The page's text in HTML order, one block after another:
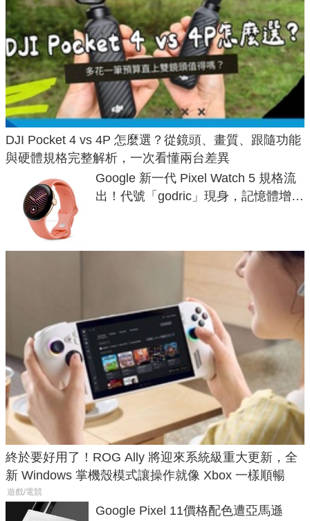
DJI Pocket 4 vs 4P 怎麼選？從鏡頭、畫質、跟隨功能
與硬體規格完整解析，一次看懂兩台差異
Google 新一代 Pixel Watch 5 規格流
出！代號「godric」現身，記憶體增強
終於要好用了！ROG Ally 將迎來系統級重大更新，全
新 Windows 掌機殼模式讓操作就像 Xbox 一樣順暢
遊戲/電競
Google Pixel 11價格配色遭亞馬遜